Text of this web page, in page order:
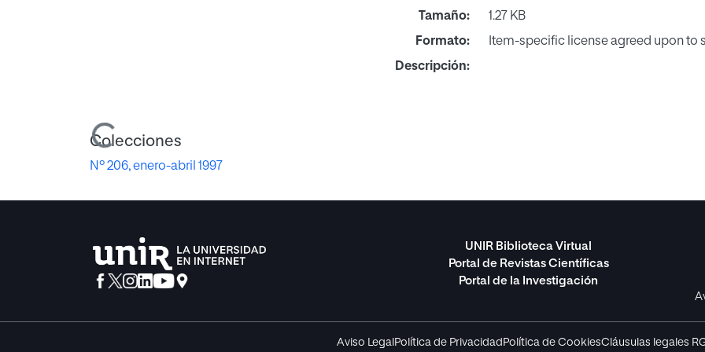
Cargando...
Tamaño:
1.27 KB
Formato:
Item-specific license agreed upon to
Descripción:
Colecciones
Nº 206, enero-abril 1997
UNIR Biblioteca Virtual
Portal de Revistas Científicas
Portal de la Investigación
Aviso Legal Política de Privacidad Política de CookiesCláusulas legales